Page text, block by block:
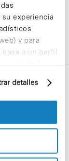
experiencia
y para
a un perfil
(por
detalles